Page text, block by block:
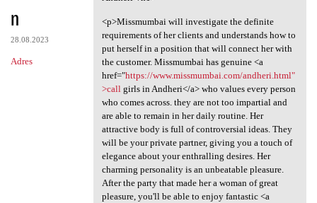
n
28.08.2023
Adres
<p>Missmumbai will investigate the definite
requirements of her clients and understands how to
put herself in a position that will connect her with
the customer. Missmumbai has genuine <a
href="https://www.missmumbai.com/andheri.html"
>callgirls in Andheri</a> who values every person
who comes across. they are not too impartial and
are able to remain in her daily routine. Her
attractive body is full of controversial ideas. They
will be your private partner, giving you a touch of
elegance about your enthralling desires. Her
charming personality is an unbeatable pleasure.
After the party that made her a woman of great
pleasure, you'll be able to enjoy fantastic <a